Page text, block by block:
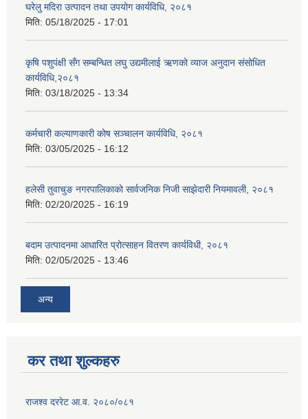
घरेलु मदिरा उत्पादन तथा उपयोग कार्यविधि, २०८१
मिति: 05/18/2025 - 17:01
कृषि पशुपंक्षी सँग सम्बन्धित लघु उद्यमीलाई ऋणको व्याज अनुदान संसोधित
कार्यविधि,२०८१
मिति: 03/18/2025 - 13:34
कर्मचारी कल्याणकारी कोष सञ्चालन कार्यविधि, २०८१
मिति: 03/05/2025 - 16:12
हलेसी तुवाचुङ नगरपालिकाको सार्वजनिक निजी साझेदारी नियमावली, २०८१
मिति: 02/20/2025 - 16:19
बदाम उत्पादनमा आधारित प्रोत्साहन वितरण कार्यविधी, २०८१
मिति: 02/05/2025 - 13:46
अन्य
कर तथा शुल्कहरु
राजश्व दररेट आ.व. २०८०/०८१